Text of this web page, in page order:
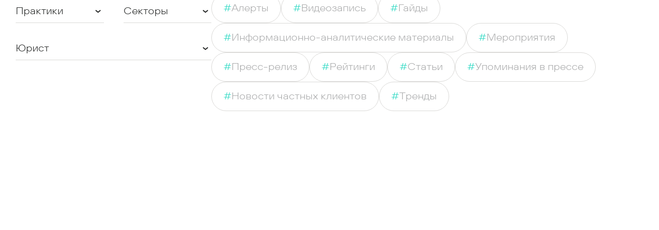
Практики Секторы
Юрист
#Алерты #Видеозапись #Гайды
#Информационно-аналитические материалы #Мероприятия
#Пресс-релиз #Рейтинги #Статьи #Упоминания в прессе
#Новости частных клиентов #Тренды